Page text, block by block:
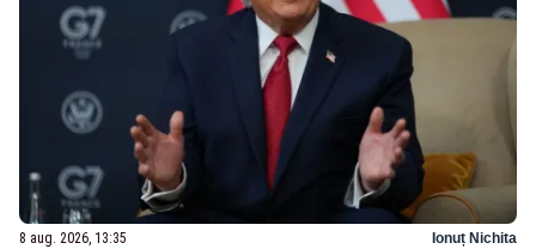
8 aug. 2026, 13:35 Ionuț Nichita